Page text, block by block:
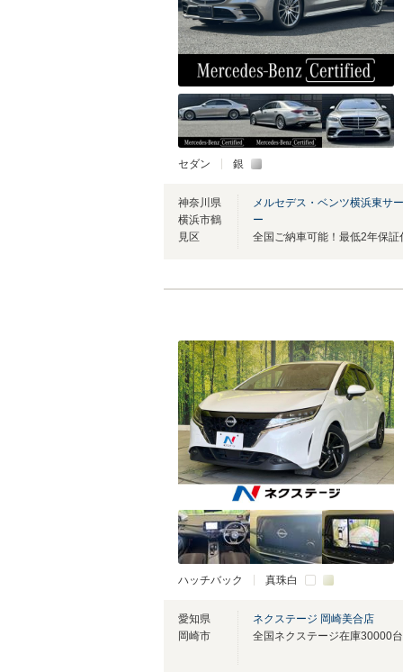
セダン 銀
神奈川県
横浜市鶴
見区
メルセデス・ベンツ横浜東サ
ー
ハッチバック 真珠白
愛知県
岡崎市
ネクステージ 岡崎美合店